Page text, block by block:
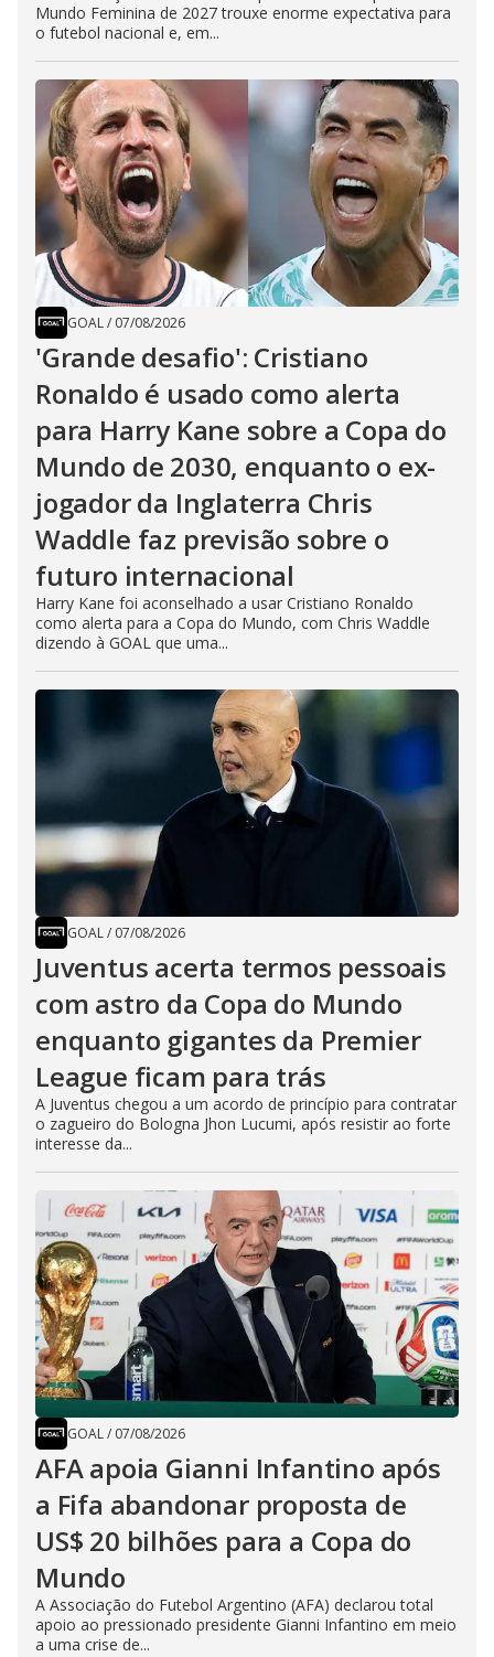
Mundo Feminina de 2027 trouxe enorme expectativa para
o futebol nacional e, em...
GOAL/ 07/08/2026
'Grande desafio': Cristiano
Ronaldo é usado como alerta
para Harry Kane sobre a Copa do
Mundo de 2030, enquanto o ex-
jogador da Inglaterra Chris
Waddle faz previsão sobre o
futuro internacional
Harry Kane foi aconselhado a usar Cristiano Ronaldo
como alerta para a Copa do Mundo, com Chris Waddle
dizendo à GOAL que uma...
GOAL/ 07/08/2026
Juventus acerta termos pessoais
com astro da Copa do Mundo
enquanto gigantes da Premier
League ficam para trás
A Juventus chegou a um acordo de princípio para contratar
o zagueiro do Bologna Jhon Lucumi, após resistir ao forte
interesse da...
GOAL/ 07/08/2026
AFA apoia Gianni Infantino após
a Fifa abandonar proposta de
US$ 20 bilhões para a Copa do
Mundo
A Associação do Futebol Argentino (AFA) declarou total
apoio ao pressionado presidente Gianni Infantino em meio
a uma crise de...